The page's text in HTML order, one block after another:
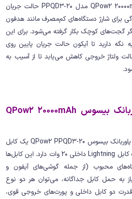
پاوربانک بیسوس QPow2 20000mAh 22.5W مدل PPQD3‑20 حالت جریان
برای شارژ دستگاه‌های کم‌مصرف مانند هدفون
گجت‌های کوچک بکار گرفته می‌شود. برای این
پاور را حدود 3 ثانیه نگه دارید تا آیکون حالت جریان پایین روی
ولتاژ خروجی کاهش می‌یابد تا از آسیب به
ویژگی‌های کلیدی پاوربانک بیسوس QPow2 20000mAh
پاوربانک بیسوس QPow2 PPQD3-20 یک کابل
USB-C داخلی 22.5 وات و یک کابل Lightning داخلی 20 وات دارد. این کابل‌ها
محبوب (از جمله گوشی‌های آیفون و
به حمل کابل جداگانه، می‌توان هر دو نوع
قدرت دو کابل داخلی و پورت‌های خروجی قوی،